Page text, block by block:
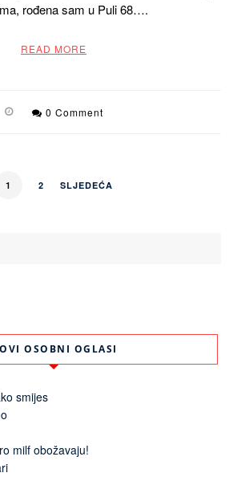
rođena sam u Puli 68….
READ MORE
0 Comment
1 2 SLJEDEĆA
OSOBNI OGLASI
smijes
milf obožavaju!